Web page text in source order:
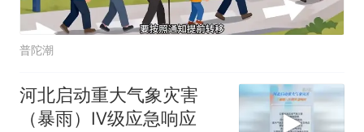
普陀潮
河北启动重大气象灾害
（暴雨）Ⅳ级应急响应